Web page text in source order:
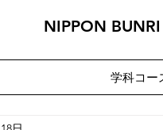
NIPPON
学科コー